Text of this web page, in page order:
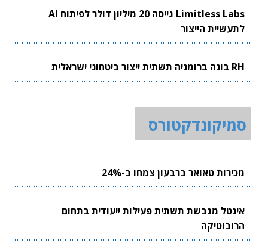
Limitless Labs גייסה 20 מיליון דולר לפיתוח AI
לתעשיית הייצור
RH בונה ברומניה תשתית ייצור ביטחוני ישראלית
סמיקונדקטורס
מכירות טאואר ברבעון צמחו ב-24%
אינטל מגבשת תשתית פעילות ייעודית בתחום
הרובוטיקה